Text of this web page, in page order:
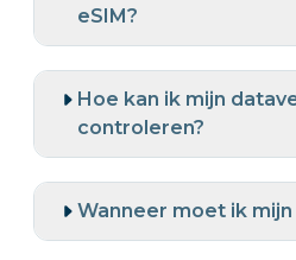
eSIM?
Hoe kan ik mijn
controleren?
Wanneer moet ik mijn